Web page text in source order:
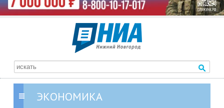
ЭКОНОМИКА